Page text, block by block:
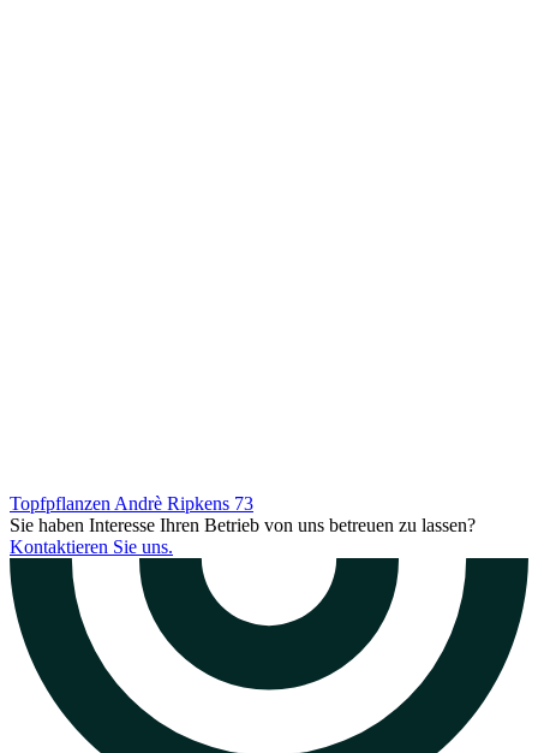
Topfpflanzen Andrè Ripkens 73
Sie haben Interesse Ihren Betrieb von uns betreuen zu lassen?
Kontaktieren Sie uns.